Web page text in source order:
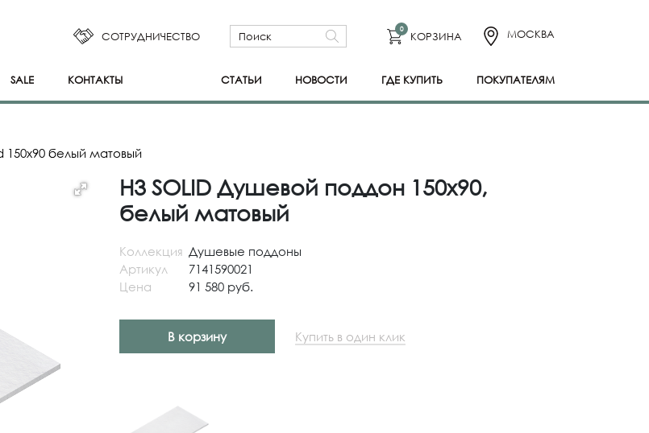
СОТРУДНИЧЕСТВО
0
КОРЗИНА МОСКВА
SALE КОНТАКТЫ СТАТЬИ НОВОСТИ ГДЕ КУПИТЬ ПОКУПАТЕЛЯМ
150x90 белый матовый
H3 SOLID Душевой поддон 150x90,
белый матовый
Коллекция Душевые поддоны
Артикул
7141590021
Цена
91 580 руб.
В корзину Купить в один клик